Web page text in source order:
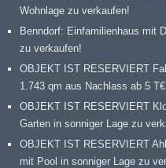
Wohnlage zu verkaufen!
Benndorf: Einfamilienhaus mit
zu verkaufen!
OBJEKT IST RESERVIERT
1.743 qm aus Nachlass ab 5
OBJEKT IST RESERVIERT
Garten in sonniger Lage zu
OBJEKT IST RESERVIERT
mit Pool in sonniger Lage zu